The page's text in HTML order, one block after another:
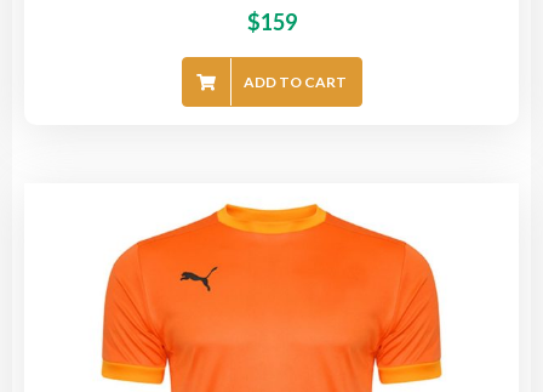
$159
ADD TO CART